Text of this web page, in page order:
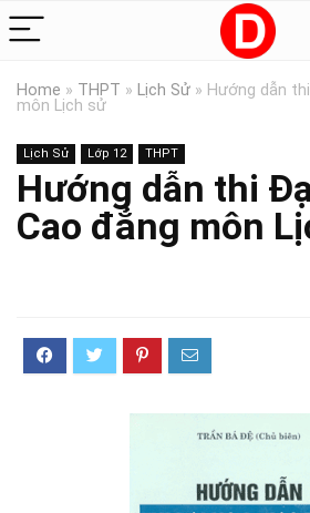
Home » THPT » Lịch Sử » Hướng dẫn
môn Lịch sử
Lịch Sử Lớp 12 THPT
Hướng dẫn thi
Cao đẳng môn